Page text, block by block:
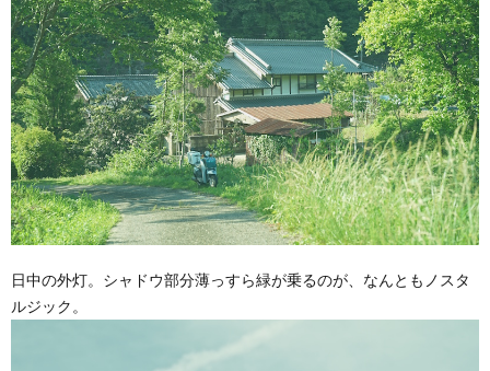
日中の外灯。シャドウ部分薄っすら緑が乗るのが、なんともノスタ
ルジック。